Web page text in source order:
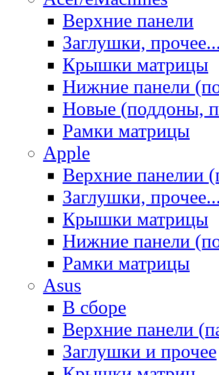
Верхние панели
Заглушки,
Крышки матрицы
Нижние панели
Новые (поддоны,
Рамки матрицы
Apple
Верхние панелии
Заглушки,
Крышки матрицы
Нижние панели
Рамки матрицы
Asus
В сборе
Верхние панели
Заглушки и прочее